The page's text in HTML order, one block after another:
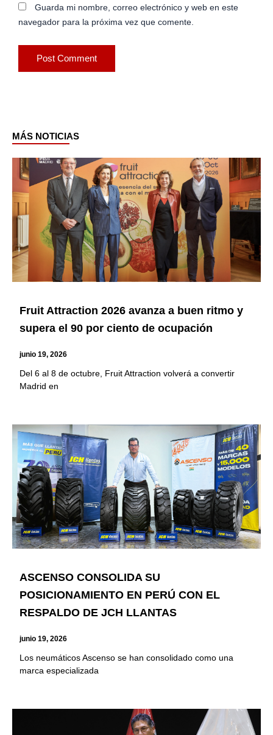
Guarda mi nombre, correo electrónico y web en este
navegador para la próxima vez que comente.
MÁS NOTICIAS
Fruit Attraction 2026 avanza a buen ritmo y
supera el 90 por ciento de ocupación
junio 19, 2026
Del 6 al 8 de octubre, Fruit Attraction volverá a convertir
Madrid en
ASCENSO CONSOLIDA SU
POSICIONAMIENTO EN PERÚ CON EL
RESPALDO DE JCH LLANTAS
junio 19, 2026
Los neumáticos Ascenso se han consolidado como una
marca especializada
PagePagePagePage Page